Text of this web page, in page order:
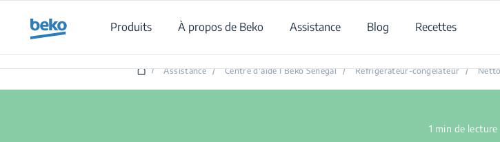
Produits
À propos de Beko Assistance Blog Recettes
/ Assistance / Centre d'aide I Beko Sénégal / Réfrigérateur-congélateur /
1 min de lecture
Comment nettoyer les surfaces